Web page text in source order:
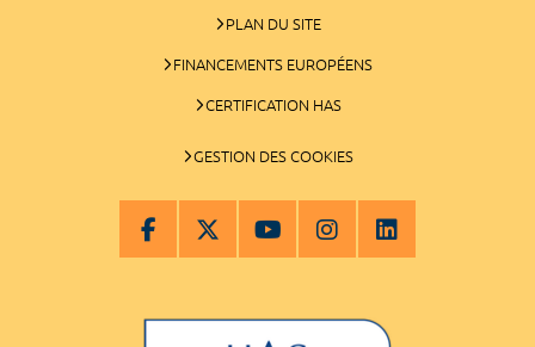
PLAN DU SITE
FINANCEMENTS EUROPÉENS
CERTIFICATION HAS
GESTION DES COOKIES